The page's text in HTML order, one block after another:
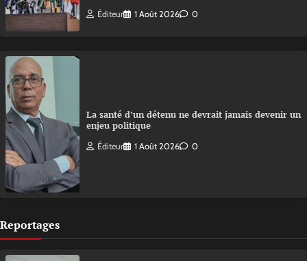
Éditeur 1 Août 2026 0
La santé d’un détenu ne devrait jamais devenir un
enjeu politique
Éditeur 1 Août 2026 0
Reportages